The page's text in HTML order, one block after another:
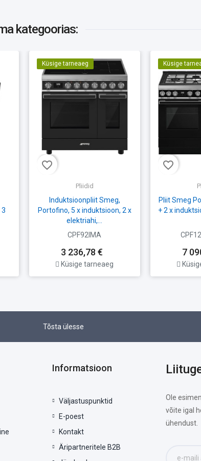
kategoorias:
favorite_border
Küsige tarneaeg
Pliidid
Induktsioonpliit Smeg,
Portofino, 5 x induktsioon, 2 x
elektriahi,...
CPF92IMA
3 236,78 €
Küsige tarneaeg
favorite_border
Küsige
Pliit Smeg
+ 2 x
7
Tõsta ülesse
Informatsioon
Väljastuspunktid
E-poest
Kontakt
Äripartneritele B2B
Ole
võite igal
ühendust.